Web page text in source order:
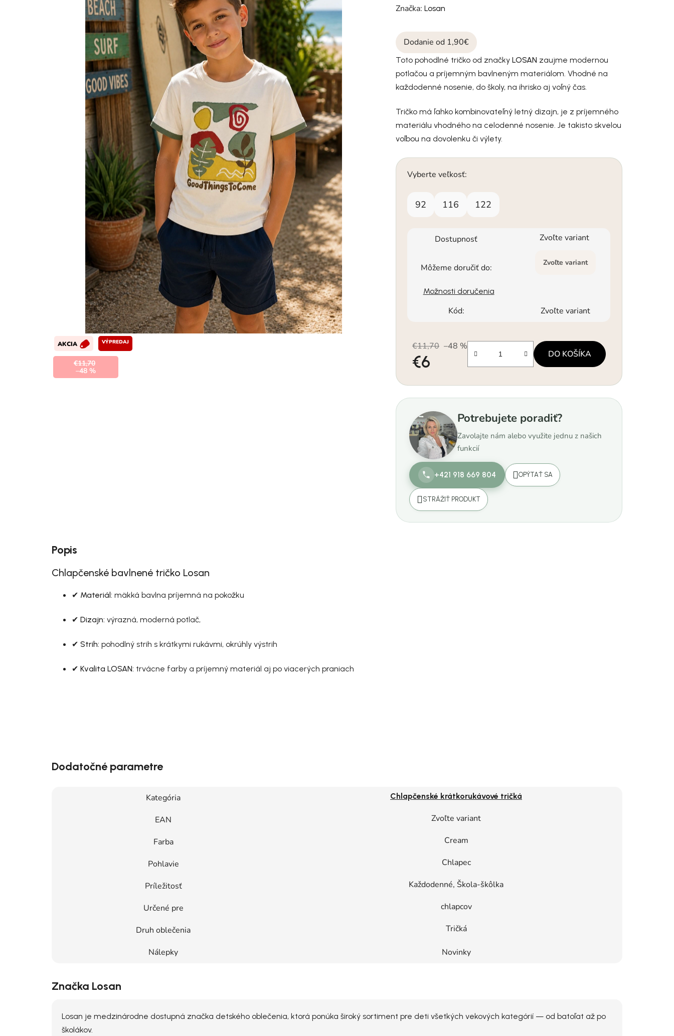
Značka:Losan
Dodanie od 1,90€
Toto pohodlné tričko od značkyLOSAN zaujme modernou
potlačou a príjemným bavlneným materiálom. Vhodné na
každodenné nosenie, do školy, na ihrisko aj voľný čas.
Tričko má ľahko kombinovateľný letný dizajn, je z príjemného
materiálu vhodného na celodenné nosenie. Je takisto skvelou
voľbou na dovolenku či výlety.
Vyberte veľkosť:
92 116 122
Dostupnosť Zvoľte variant
Môžeme doručiť do: Zvoľte variant
Možnosti doručenia
Kód: Zvoľte variant
€11,70 –48 %
€6 DO KOŠÍKA
Potrebujete poradiť?
Zavolajte nám alebo využite jednu z našich
funkcií
+421 918 669 804 OPÝTAŤ SA
STRÁŽIŤ PRODUKT
AKCIA VÝPREDAJ
€11,70
–48 %
Popis
Chlapčenské bavlnené tričko Losan
✔ Materiál: mäkká bavlna príjemná na pokožku
✔ Dizajn: výrazná, moderná potlač,
✔ Strih: pohodlný strih s krátkymi rukávmi, okrúhly výstrih
✔ Kvalita LOSAN: trvácne farby a príjemný materiál aj po viacerých praniach
Dodatočné parametre
Kategória Chlapčenské krátkorukávové tričká
EAN Zvoľte variant
Farba Cream
Pohlavie Chlapec
Príležitosť Každodenné, Škola-škôlka
Určené pre chlapcov
Druh oblečenia Tričká
Nálepky Novinky
Značka Losan
Losan je medzinárodne dostupná značka detského oblečenia, ktorá ponúka široký sortiment pre deti všetkých vekových kategórií — od batoľat až po
školákov.